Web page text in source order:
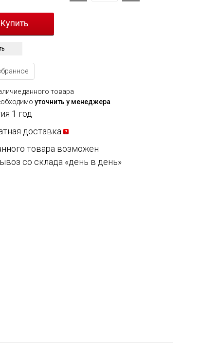
данного товара
уточнить у менеджера
1 год
доставка
товара возможен
со склада «день в день»